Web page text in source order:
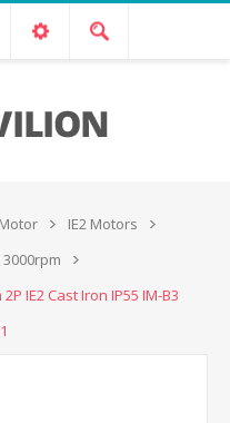
IE2 Motors
3000rpm
IE2 Cast Iron IP55 IM-B3